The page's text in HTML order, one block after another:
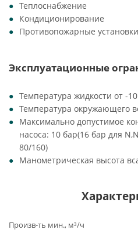
Теплоснабжение
Кондиционирование
Противопожарные установки
Эксплуатационные
Температура жидкости от -
Температура окружающего
Максимально допустимое
насоса: 10 бар(16 бар для
80/160)
Манометрическая высота
Произв-ть мин., м³/ч